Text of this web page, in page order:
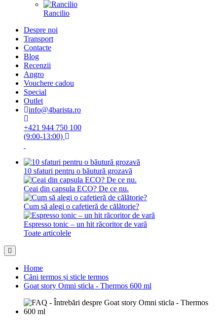
Rancilio
Despre noi
Transport
Contacte
Blog
Recenzii
Angro
Vouchere cadou
Special
Outlet
info@4barista.ro
+421 944 750 100
(9:00-13:00)
10 sfaturi pentru o băutură grozavă
Ceai din capsula ECO? De ce nu.
Cum să alegi o cafetieră de călătorie?
Espresso tonic – un hit răcoritor de vară
Toate articolele
Home
Căni termos și sticle termos
Goat story Omni sticla - Thermos 600 ml